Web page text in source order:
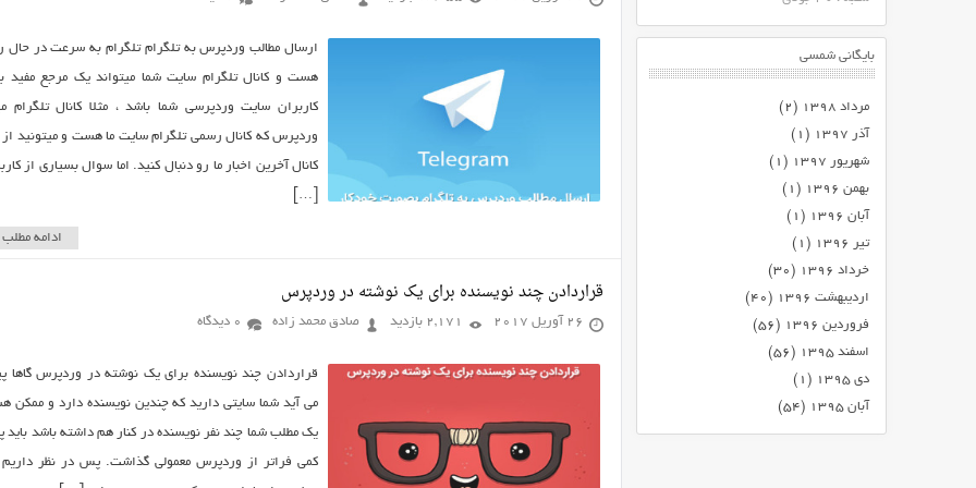
بایگانی شمسی
مرداد ۱۳۹۸
(۲)
آذر ۱۳۹۷
(۱)
شهریور ۱۳۹۷
(۱)
بهمن ۱۳۹۶
(۱)
آبان ۱۳۹۶
(۱)
تیر ۱۳۹۶
(۱)
خرداد ۱۳۹۶
(۳۰)
اردیبهشت ۱۳۹۶
(۴۰)
فروردین ۱۳۹۶
(۵۶)
اسفند ۱۳۹۵
(۵۶)
دی ۱۳۹۵
(۱)
آبان ۱۳۹۵
(۵۴)
ارسال مطالب وردپرس به تلگرام تلگرام به سرعت در حال
هست و کانال تلگرام سایت شما میتواند یک مرجع مفید
کاربران سایت وردپرسی شما باشد ، مثلا کانال تلگرام
وردپرس که کانال رسمی تلگرام سایت ما هست و میتونید از
کانال آخرین اخبار ما رو دنبال کنید. اما سوال بسیاری از
[…]
ادامه مطلب
قراردادن چند نویسنده برای یک نوشته در وردپرس
26 آوریل 2017 2,171 بازدید صادق محمد زاده 0 دیدگاه
قراردادن چند نویسنده برای یک نوشته در وردپرس گاها
می آید شما سایتی دارید که چندین نویسنده دارد و ممکن
یک مطلب شما چند نفر نویسنده در کنار هم داشته باشد باید
کمی فراتر از وردپرس معمولی گذاشت. پس در نظر